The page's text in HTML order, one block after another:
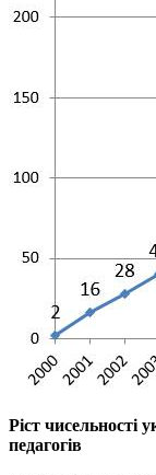
Ріст чисельності
педагогів